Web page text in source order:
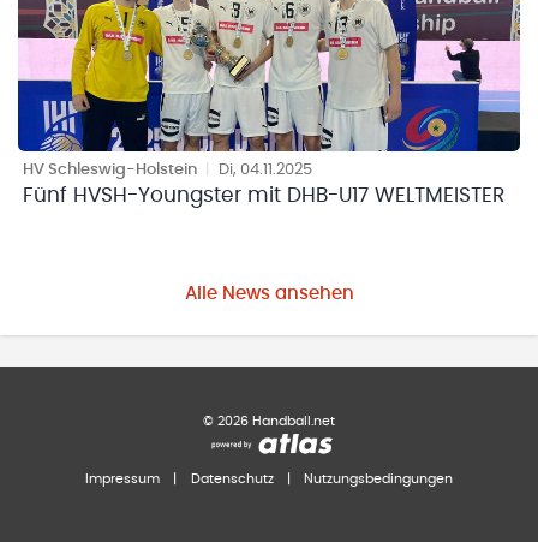
HV Schleswig-Holstein Di, 04.11.2025
Fünf HVSH-Youngster mit DHB-U17 WELTMEISTER
Alle News ansehen
© 2026 Handball.net
Impressum Datenschutz Nutzungsbedingungen